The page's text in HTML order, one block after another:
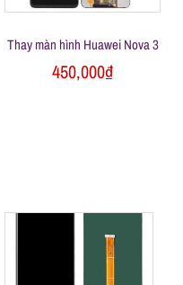
Thay màn hình Huawei Nova 3
450,000₫